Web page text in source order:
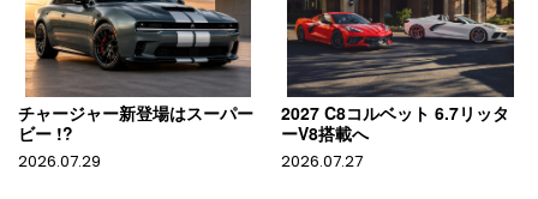
チャージャー新登場はスーパー
ビー !?
2026.07.29
2027 C8コルベット 6.7リッタ
ーV8搭載へ
2026.07.27